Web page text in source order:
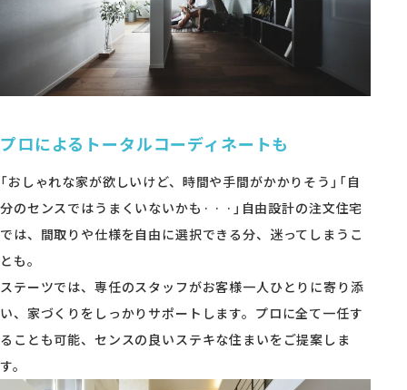
プロによるトータルコーディネートも
「おしゃれな家が欲しいけど、時間や手間がかかりそう」「自
分のセンスではうまくいないかも· · ·」自由設計の注文住宅
では、間取りや仕様を自由に選択できる分、迷ってしまうこ
とも。
ステーツでは、専任のスタッフがお客様一人ひとりに寄り添
い、家づくりをしっかりサポートします。プロに全て一任す
ることも可能、センスの良いステキな住まいをご提案しま
す。